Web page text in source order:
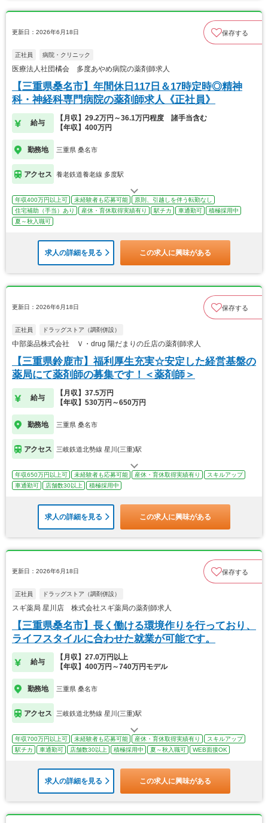
更新日：2026年6月18日 保存する
正社員 病院・クリニック
医療法人社団橘会 多度あやめ病院の薬剤師求人
【三重県桑名市】年間休日117日＆17時定時◎精神
科・神経科専門病院の薬剤師求人《正社員》
給与
【月収】29.2万円～36.1万円程度 諸手当含む
【年収】400万円
勤務地 三重県 桑名市
アクセス 養老鉄道養老線 多度駅
年収400万円以上可 未経験者も応募可能
原則、引越しを伴う転勤なし
住宅補助（手当）あり
産休・育休取得実績有り 駅チカ 車通勤可
積極採用中
夏～秋入職可
求人の詳細を見る この求人に興味がある
更新日：2026年6月18日 保存する
正社員 ドラッグストア（調剤併設）
中部薬品株式会社 Ｖ・drug 陽だまりの丘店の薬剤師求人
【三重県鈴鹿市】福利厚生充実☆安定した経営基盤の
薬局にて薬剤師の募集です！＜薬剤師＞
給与
【月収】37.5万円
【年収】530万円～650万円
勤務地 三重県 桑名市
アクセス 三岐鉄道北勢線 星川(三重)駅
年収650万円以上可 未経験者も応募可能 産休・育休取得実績有り
スキルアップ
車通勤可
店舗数30以上 積極採用中
求人の詳細を見る この求人に興味がある
更新日：2026年6月18日 保存する
正社員 ドラッグストア（調剤併設）
スギ薬局 星川店 株式会社スギ薬局の薬剤師求人
【三重県桑名市】長く働ける環境作りを行っており、
ライフスタイルに合わせた就業が可能です。
給与
【月収】27.0万円以上
【年収】400万円～740万円モデル
勤務地 三重県 桑名市
アクセス 三岐鉄道北勢線 星川(三重)駅
年収700万円以上可 未経験者も応募可能 産休・育休取得実績有り
スキルアップ
駅チカ
車通勤可 店舗数30以上 積極採用中 夏～秋入職可 WEB面接OK
求人の詳細を見る この求人に興味がある